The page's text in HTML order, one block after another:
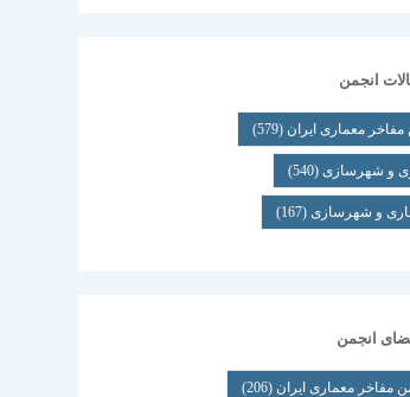
انجمن
مفاخر معماری ایران (579)
و شهرسازی(540)
و شهرسازی(167)
انجمن
مفاخر معماری ایران (206)